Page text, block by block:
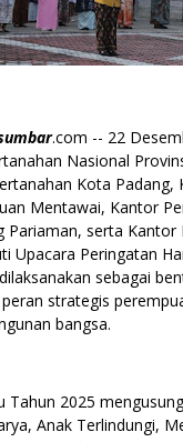
.com -- 22
Nasional
Kota Padang,
Mentawai, Kantor
Pariaman, serta Kantor
Upacara Peringatan
sebagai
strategis
bangsa.
Tahun 2025
Anak Terlindungi,